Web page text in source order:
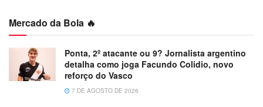
Mercado da Bola 🔥
Ponta, 2º atacante ou 9? Jornalista argentino
detalha como joga Facundo Colidio, novo
reforço do Vasco
7 DE AGOSTO DE 2026